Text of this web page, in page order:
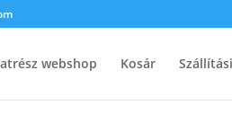
webshop Kosár